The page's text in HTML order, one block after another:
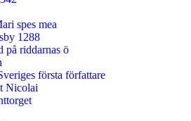
spes mea
1288
på riddarnas ö
första författare
Nicolai